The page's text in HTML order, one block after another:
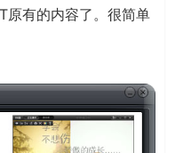
原有的内容了。很简单